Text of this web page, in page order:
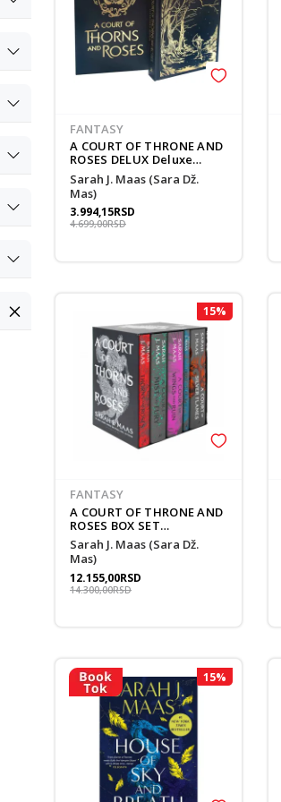
FANTASY
A COURT OF THRONE AND
ROSES DELUX Deluxe
Limited Edition TikTok Hit
Sarah J. Maas (Sara Dž.
Mas)
3.994,15RSD
4.699,00RSD
15%
FANTASY
A COURT OF THRONE AND
ROSES BOX SET
HARDCOVER
Sarah J. Maas (Sara Dž.
Mas)
12.155,00RSD
14.300,00RSD
15%